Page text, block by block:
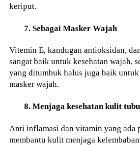
keriput.
7. Sebagai Masker Wajah
Vitemin E, kandugan antioksidan,
sangat baik untuk kesehatan wajah,
yang ditumbuk halus juga baik
masker wajah.
8. Menjaga kesehatan kulit
Anti inflamasi dan vitamin yang ada
membantu kulit menjaga